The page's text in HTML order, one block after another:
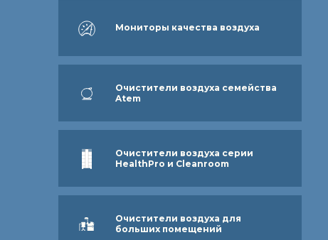
Мониторы качества воздуха
Очистители воздуха семейства
Atem
Очистители воздуха серии
HealthPro и Cleanroom
Очистители воздуха для
больших помещений